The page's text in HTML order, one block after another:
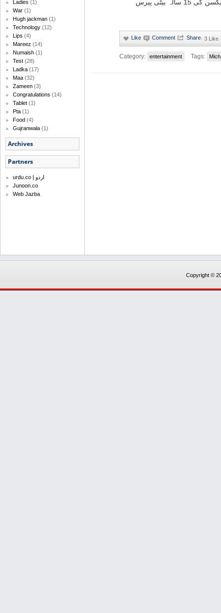
Ladies (1)
War (1)
Hugh jackman (1)
Technology (12)
Lips (4)
Mareez (14)
Numaish (1)
Test (28)
Ladka (17)
Maa (32)
Zameen (3)
Congratulations (14)
Tablet (1)
Pta (1)
Food (4)
Gujranwala (1)
Archives
Partners
urdu.co | اردو
Junoon.co
Web Jazba
کے حوالے سے کہا گیا ہے کہ مائیکل جیکسن کی 15 سالہ بیٹی پیرس
· 3 Like
Category: entertainment Tags:
Copyright ©